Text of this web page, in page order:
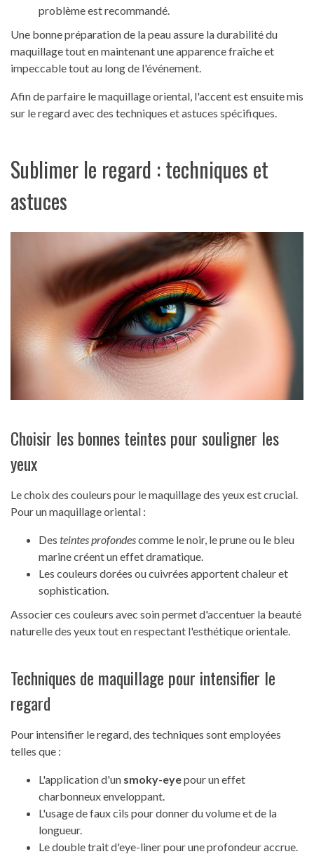
problème est recommandé.
Une bonne préparation de la peau assure la durabilité du
maquillage tout en maintenant une apparence fraîche et
impeccable tout au long de l'événement.
Afin de parfaire le maquillage oriental, l'accent est ensuite mis
sur le regard avec des techniques et astuces spécifiques.
Sublimer le regard : techniques et
astuces
Choisir les bonnes teintes pour souligner les
yeux
Le choix des couleurs pour le maquillage des yeux est crucial.
Pour un maquillage oriental :
Des teintes profondescomme le noir, le prune ou le bleu
marine créent un effet dramatique.
Les couleurs dorées ou cuivrées apportent chaleur et
sophistication.
Associer ces couleurs avec soin permet d'accentuer la beauté
naturelle des yeux tout en respectant l'esthétique orientale.
Techniques de maquillage pour intensifier le
regard
Pour intensifier le regard, des techniques sont employées
telles que :
L'application d'un smoky-eyepour un effet
charbonneux enveloppant.
L'usage de faux cils pour donner du volume et de la
longueur.
Le double trait d'eye-liner pour une profondeur accrue.